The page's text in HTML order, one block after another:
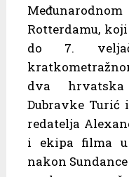
Rotterdamu,
do 7.
dva
Dubravke
redatelja
i ekipa filma u
nakon